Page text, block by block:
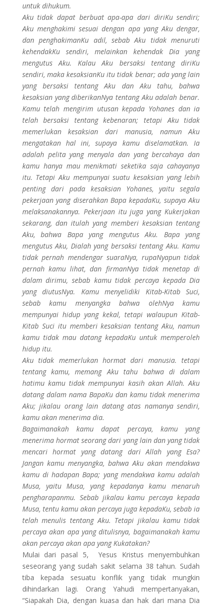
untuk dihukum.
Aku tidak dapat berbuat apa-apa dari diriKu sendiri;
Aku menghakimi sesuai dengan apa yang Aku dengar,
dan penghakimanKu adil, sebab Aku tidak menuruti
kehendakKu sendiri, melainkan kehendak Dia yang
mengutus Aku. Kalau Aku bersaksi tentang diriKu
sendiri, maka kesaksianKu itu tidak benar; ada yang lain
yang bersaksi tentang Aku dan Aku tahu, bahwa
kesaksian yang diberikanNya tentang Aku adalah benar.
Kamu telah mengirim utusan kepada Yohanes dan ia
telah bersaksi tentang kebenaran; tetapi Aku tidak
memerlukan kesaksian dari manusia, namun Aku
mengatakan hal ini, supaya kamu diselamatkan. Ia
adalah pelita yang menyala dan yang bercahaya dan
kamu hanya mau menikmati seketika saja cahayanya
itu. Tetapi Aku mempunyai suatu kesaksian yang lebih
penting dari pada kesaksian Yohanes, yaitu segala
pekerjaan yang diserahkan Bapa kepadaKu, supaya Aku
melaksanakannya. Pekerjaan itu juga yang Kukerjakan
sekarang, dan itulah yang memberi kesaksian tentang
Aku, bahwa Bapa yang mengutus Aku. Bapa yang
mengutus Aku, Dialah yang bersaksi tentang Aku. Kamu
tidak pernah mendengar suaraNya, rupaNyapun tidak
pernah kamu lihat, dan firmanNya tidak menetap di
dalam dirimu, sebab kamu tidak percaya kepada Dia
yang diutusNya. Kamu menyelidiki Kitab-Kitab Suci,
sebab kamu menyangka bahwa olehNya kamu
mempunyai hidup yang kekal, tetapi walaupun Kitab-
Kitab Suci itu memberi kesaksian tentang Aku, namun
kamu tidak mau datang kepadaKu untuk memperoleh
hidup itu.
Aku tidak memerlukan hormat dari manusia. tetapi
tentang kamu, memang Aku tahu bahwa di dalam
hatimu kamu tidak mempunyai kasih akan Allah. Aku
datang dalam nama BapaKu dan kamu tidak menerima
Aku; jikalau orang lain datang atas namanya sendiri,
kamu akan menerima dia.
Bagaimanakah kamu dapat percaya, kamu yang
menerima hormat seorang dari yang lain dan yang tidak
mencari hormat yang datang dari Allah yang Esa?
Jangan kamu menyangka, bahwa Aku akan mendakwa
kamu di hadapan Bapa; yang mendakwa kamu adalah
Musa, yaitu Musa, yang kepadanya kamu menaruh
pengharapanmu. Sebab jikalau kamu percaya kepada
Musa, tentu kamu akan percaya juga kepadaKu, sebab ia
telah menulis tentang Aku. Tetapi jikalau kamu tidak
percaya akan apa yang ditulisnya, bagaimanakah kamu
akan percaya akan apa yang Kukatakan?
Mulai dari pasal 5, Yesus Kristus menyembuhkan
seseorang yang sudah sakit selama 38 tahun. Sudah
tiba kepada sesuatu konflik yang tidak mungkin
dihindarkan lagi. Orang Yahudi mempertanyakan,
“Siapakah Dia, dengan kuasa dan hak dari mana Dia